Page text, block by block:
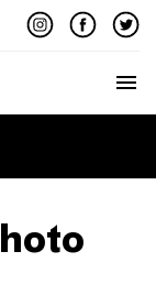
Menu